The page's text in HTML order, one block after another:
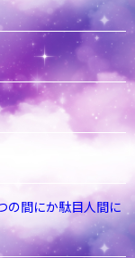
の間にか駄目人間に